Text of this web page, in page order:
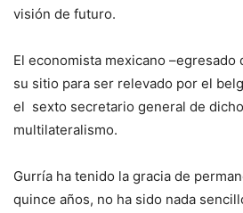
visión de futuro.
El economista mexicano –egresado
su sitio para ser relevado por el
el sexto secretario general de
multilateralismo.
Gurría ha tenido la gracia de
quince años, no ha sido nada